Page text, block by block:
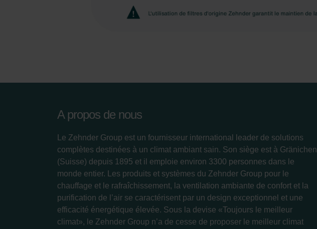
A propos de nous
Le Zehnder Group est un fournisseur international leader de solutions
complètes destinées à un climat ambiant sain. Son siège est à Gränichen
(Suisse) depuis 1895 et il emploie environ 3300 personnes dans le
monde entier. Les produits et systèmes du Zehnder Group pour le
chauffage et le rafraîchissement, la ventilation ambiante de confort et la
purification de l’air se caractérisent par un design exceptionnel et une
efficacité énergétique élevée. Sous la devise «Toujours le meilleur
climat», le Zehnder Group n’a de cesse de proposer le meilleur climat